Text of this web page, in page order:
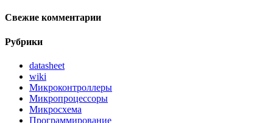
Свежие комментарии
Рубрики
datasheet
wiki
Микроконтроллеры
Микропроцессоры
Микросхема
Программирование